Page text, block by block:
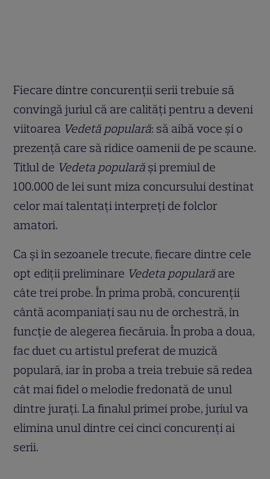
Fiecare dintre concurenţii serii trebuie să
convingă juriul că are calităţi pentru a deveni
viitoarea Vedetă populară: să aibă voce şi o
prezenţă care să ridice oamenii de pe scaune.
Titlul de Vedeta populară şi premiul de
100.000 de lei sunt miza concursului destinat
celor mai talentaţi interpreţi de folclor
amatori.
Ca şi în sezoanele trecute, fiecare dintre cele
opt ediţii preliminare Vedeta populară are
câte trei probe. În prima probă, concurenţii
cântă acompaniaţi sau nu de orchestră, în
funcţie de alegerea fiecăruia. În proba a doua,
fac duet cu artistul preferat de muzică
populară, iar în proba a treia trebuie să redea
cât mai fidel o melodie fredonată de unul
dintre juraţi. La finalul primei probe, juriul va
elimina unul dintre cei cinci concurenţi ai
serii.